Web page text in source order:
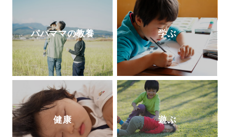
で授業や講演を公開して注目を集めてい
http://kageyamahideo.com/
パパママの教養 学ぶ
健康 遊ぶ